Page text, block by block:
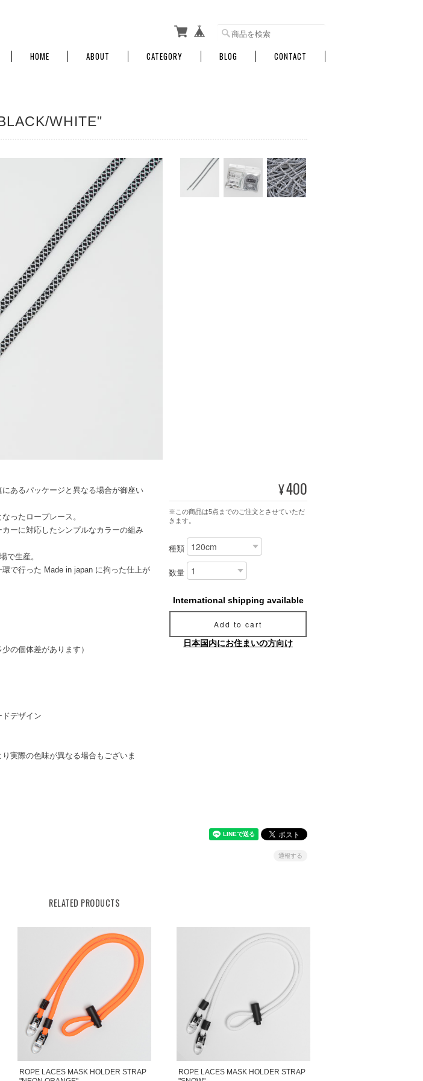
HOME ABOUT CATEGORY BLOG CONTACT
WHITE"
あるパッケージと異なる場合が御座い
ったロープレース。
ーに対応したシンプルなカラーの組み
で生産。
で行った Made in japan に拘った仕上が
の個体差があります）
ドデザイン
実際の色味が異なる場合もございま
¥400
※この商品は5点までのご注文とさせていただ
きます。
種類
数量
International shipping available
Add to cart
日本国内にお住まいの方向け
通報する
RELATED PRODUCTS
ROPE LACES MASK HOLDER STRAP
ROPE LACES MASK HOLDER STRAP